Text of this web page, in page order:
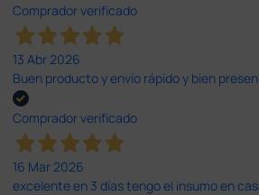
Comprador verificado
13 Abr 2026
Buen producto y envío rápido y bien
Comprador verificado
16 Mar 2026
excelente en 3 días tengo el insumo en